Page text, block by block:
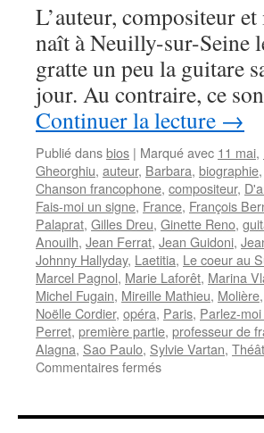
L’auteur, compositeur
naît à Neuilly-sur-Seine
gratte un peu la guitare
jour. Au contraire, ce
Continuer la lecture →
Publié dansbios | Marqué avec 11 mai,
Gheorghiu, auteur, Barbara, biographie,
Chanson francophone, compositeur,
Fais-moi un signe, France, François
Palaprat, Gilles Dreu, Ginette Reno,
Anouilh, Jean Ferrat, Jean Guidoni,
Johnny Hallyday, Laetitia, Le coeur au
Marcel Pagnol, Marie Laforêt, Marina
Michel Fugain, Mireille Mathieu, Molière,
Noëlle Cordier, opéra, Paris, Parlez-
Perret, première partie, professeur de
Alagna, Sao Paulo, Sylvie Vartan,
Commentaires ferméssur
Pierre